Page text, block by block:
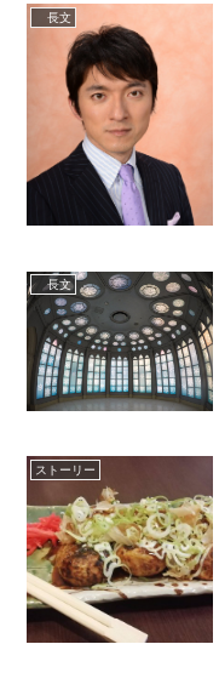
長文
長文
ストーリー